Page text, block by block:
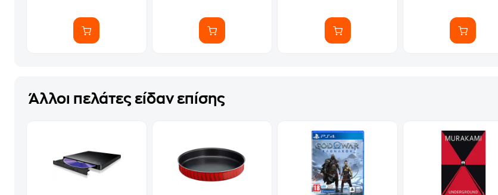
Άλλοι πελάτες είδαν επίσης